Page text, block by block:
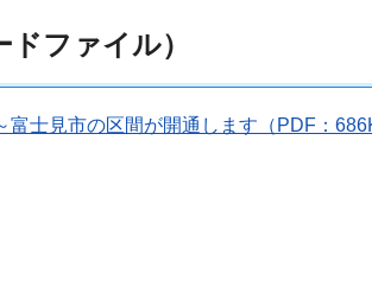
ファイル）
士見市の区間が開通します（PDF：